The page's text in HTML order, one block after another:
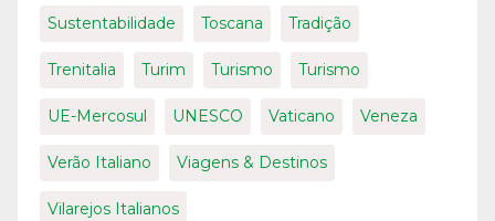
Sustentabilidade Toscana Tradição
Trenitalia Turim Turismo Turismo
UE-Mercosul UNESCO Vaticano Veneza
Verão Italiano Viagens & Destinos
Vilarejos Italianos